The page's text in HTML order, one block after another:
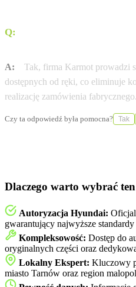
Q:
A:
Tak, firma Karmot prowadzi
dostępnych od ręki, co eliminuje
realizację zamówienia fabrycznego.
Czy ta odpowiedź była pomocna? Tak
Dlaczego warto wybrać
Autoryzacja Hyundai:
gwarantujący najwyższe
Kompleksowość: Dostęp do
oryginalnych części oraz
Lokalny Ekspert: Kluczowy
miasto Tarnów oraz region